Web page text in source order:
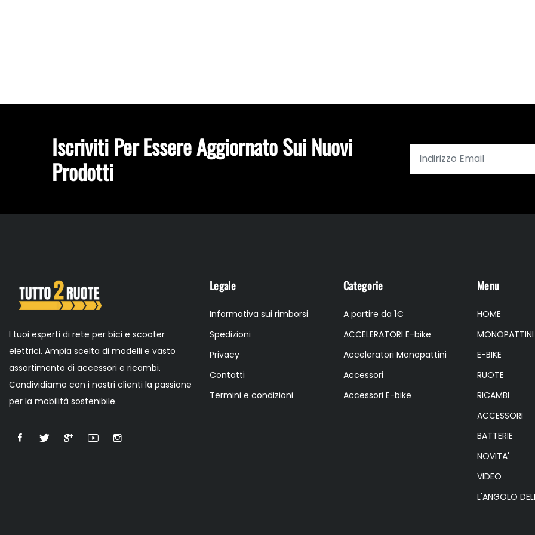
Iscriviti Per Essere Aggiornato Sui Nuovi
Prodotti
I tuoi esperti di rete per bici e scooter
elettrici. Ampia scelta di modelli e vasto
assortimento di accessori e ricambi.
Condividiamo con i nostri clienti la passione
per la mobilità sostenibile.
Legale
Informativa sui rimborsi
Spedizioni
Privacy
Contatti
Termini e condizioni
Categorie
A partire da 1€
ACCELERATORI E-bike
Acceleratori Monopattini
Accessori
Accessori E-bike
Menu
HOME
MONOPATTINI
E-BIKE
RUOTE
RICAMBI
ACCESSORI
BATTERIE
NOVITA'
VIDEO
L'ANGOLO